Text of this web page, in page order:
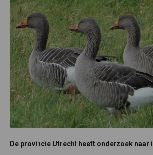
De provincie Utrecht heeft onderzoek naar